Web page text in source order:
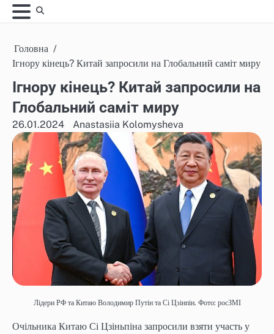
Skip
to
Головна
Ігнору кінець? Китай запросили на Глобальний саміт миру
Ігнору кінець? Китай запросили на
Глобальний саміт миру
26.01.2024 Anastasiia Kolomysheva
Лідери РФ та Китаю Володимир Путін та Сі Цзінпін. Фото: росЗМІ
Очільника Китаю Сі Цзіньпіна запросили взяти участь у